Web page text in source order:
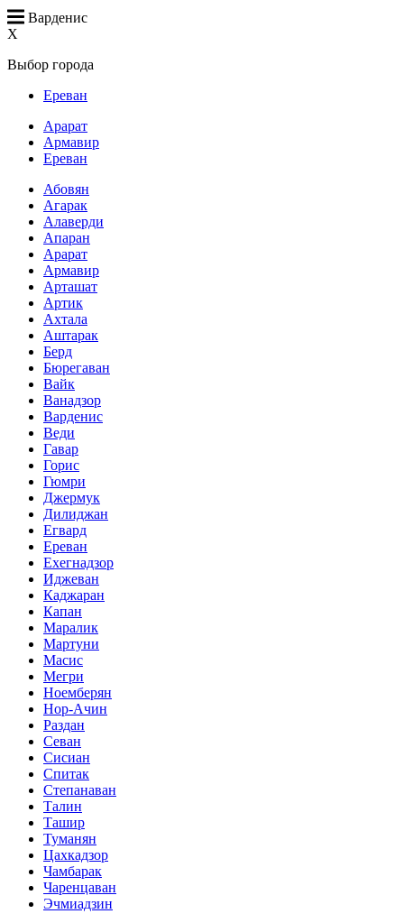
Варденис
X
Выбор города
Ереван
Арарат
Армавир
Ереван
Абовян
Агарак
Алаверди
Апаран
Арарат
Армавир
Арташат
Артик
Ахтала
Аштарак
Берд
Бюрегаван
Вайк
Ванадзор
Варденис
Веди
Гавар
Горис
Гюмри
Джермук
Дилиджан
Егвард
Ереван
Ехегнадзор
Иджеван
Каджаран
Капан
Маралик
Мартуни
Масис
Мегри
Ноемберян
Нор-Ачин
Раздан
Севан
Сисиан
Спитак
Степанаван
Талин
Ташир
Туманян
Цахкадзор
Чамбарак
Чаренцаван
Эчмиадзин